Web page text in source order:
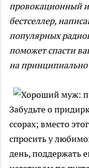
провокационный
бестселлер,
популярных
поможет спасти
на
Забудьте о
ссорах; вместо
спросить у
день, поддержать